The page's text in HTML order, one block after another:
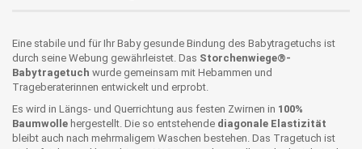
Eine stabile und für Ihr Baby gesunde Bindung des Babytragetuchs ist
durch seine Webung gewährleistet. Das Storchenwiege®-
Babytragetuch wurde gemeinsam mit Hebammen und
Trageberaterinnen entwickelt und erprobt.
Es wird in Längs- und Querrichtung aus festen Zwirnen in 100%
Baumwolle hergestellt. Die so entstehende diagonale Elastizität
bleibt auch nach mehrmaligem Waschen bestehen. Das Tragetuch ist